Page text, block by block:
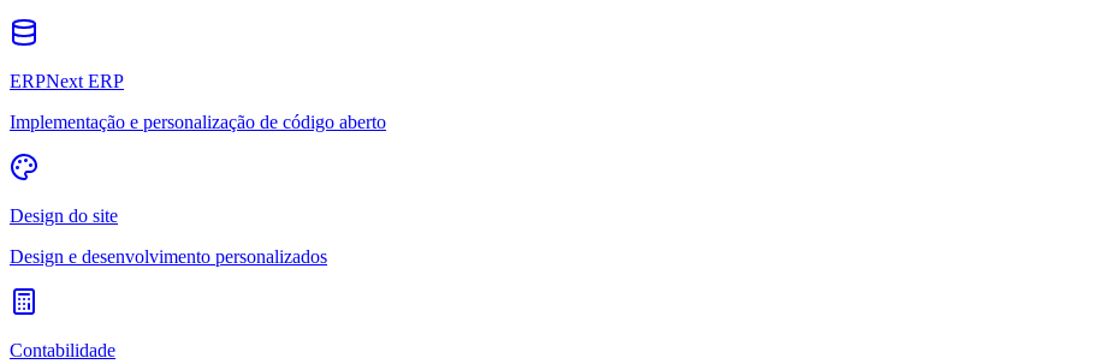
ERPNext ERP
Implementação e personalização de código aberto
Design do site
Design e desenvolvimento personalizados
Contabilidade